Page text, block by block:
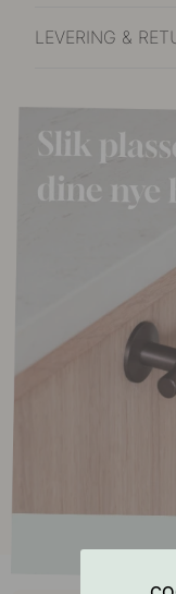
LEVERING &